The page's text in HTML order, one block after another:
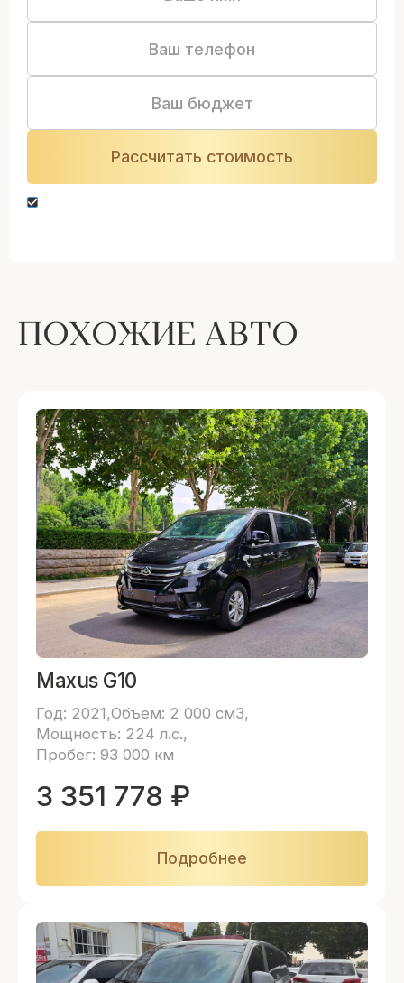
ПОХОЖИЕ АВТО
Maxus G10
Год: 2021 Объем: 2 000 см3
Мощность: 224 л.с.
Пробег: 93 000 км
3 351 778 ₽
Подробнее